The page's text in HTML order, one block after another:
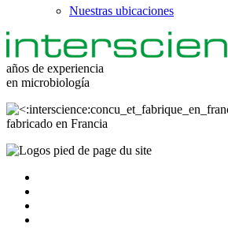
Nuestras ubicaciones
años de experiencia
en microbiología
fabricado en Francia